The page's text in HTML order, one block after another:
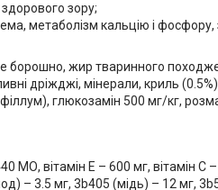
зору;
метаболізм кальцію і фосфору,
борошно, жир тваринного
дріжджі, мінерали, криль (0.5%),
глюкозамін 500 мг/кг,
вітамін Е – 600 мг, вітамін С
– 3.5 мг, 3b405 (мідь) – 12 мг,